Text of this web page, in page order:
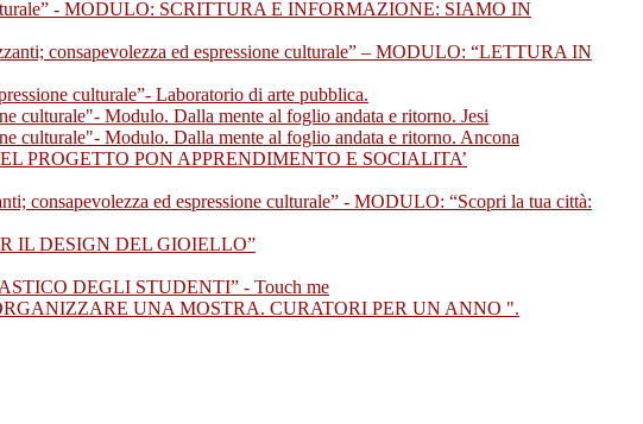
- MODULO: SCRITTURA E INFORMAZIONE: SIAMO IN
consapevolezza ed espressione culturale” – MODULO: “LETTURA IN
culturale”- Laboratorio di arte pubblica.
culturale"- Modulo. Dalla mente al foglio andata e ritorno. Jesi
culturale"- Modulo. Dalla mente al foglio andata e ritorno. Ancona
PROGETTO PON APPRENDIMENTO E SOCIALITA’
consapevolezza ed espressione culturale” - MODULO: “Scopri la tua città:
IL DESIGN DEL GIOIELLO”
DEGLI STUDENTI” - Touch me
UNA MOSTRA. CURATORI PER UN ANNO ".